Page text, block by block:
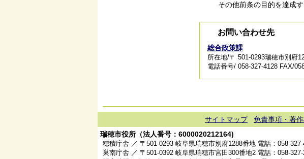
その他前条の目的を達成
お問い合わせ先
総合政策課
所在地/〒 501-0293瑞穂市別府
電話番号/ 058-327-4128 FAX/
サイトマップ 免責事項・著
瑞穂市役所（法人番号：6000020212164)
穂積庁舎 ／ 〒501-0293 岐阜県瑞穂市別府1288番地 電話： 058-
巣南庁舎 ／ 〒501-0392 岐阜県瑞穂市宮田300番地2 電話： 058-